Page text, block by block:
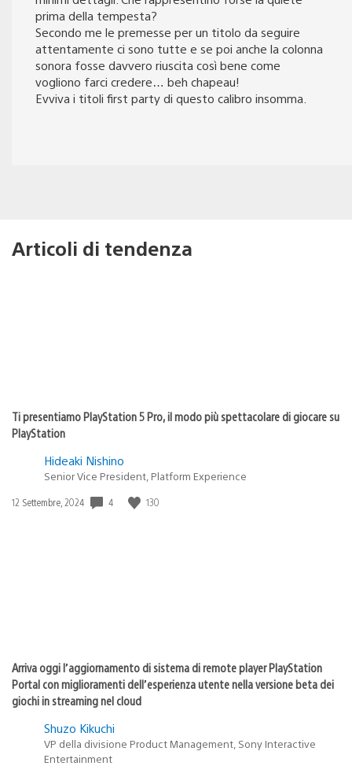
prima della tempesta?
Secondo me le premesse per un titolo da seguire
attentamente ci sono tutte e se poi anche la colonna
sonora fosse davvero riuscita così bene come
vogliono farci credere… beh chapeau!
Evviva i titoli first party di questo calibro insomma.
Articoli di tendenza
Ti presentiamo PlayStation 5 Pro, il modo più spettacolare di giocare su
PlayStation
Hideaki Nishino
Senior Vice President, Platform Experience
Data
12 Settembre, 2024 4 130
Arriva oggi l’aggiornamento di sistema di remote player PlayStation
Portal con miglioramenti dell’esperienza utente nella versione beta dei
giochi in streaming nel cloud
Shuzo Kikuchi
VP della divisione Product Management, Sony Interactive
Entertainment